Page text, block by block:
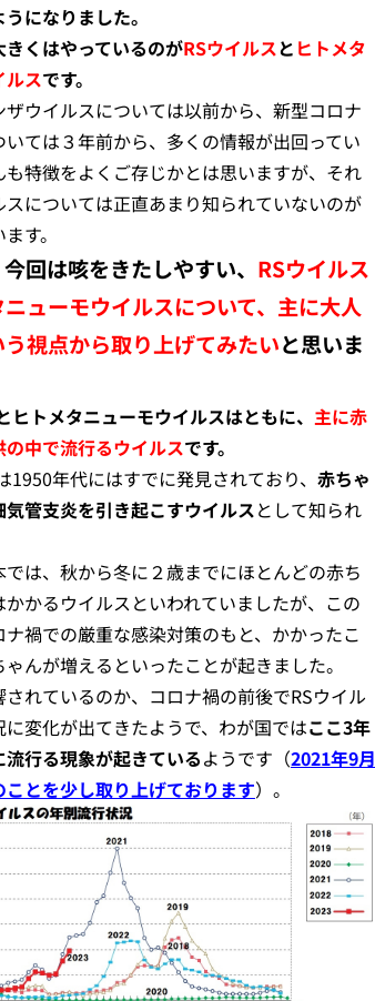
になりました。
きくはやっているのがRSウイルスと ヒトメタ
ルスです。
ザウイルスについては以前から、新型コロナ
いては３年前から、多くの情報が出回ってい
も特徴をよくご存じかとは思いますが、それ
については正直あまり知られていないのが
す。
回は咳をきたしやすい、 RSウイルス
ューモウイルスについて、主に大人
視点から取り上げてみたいと思いま
ヒトメタニューモウイルスはともに、 主に赤
の中で流行るウイルスです。
1950年代にはすでに発見されており、 赤ちゃ
気管支炎を引き起こすウイルスとして知られ
では、秋から冬に２歳までにほとんどの赤ち
かかるウイルスといわれていましたが、この
ナ禍での厳重な感染対策のもと、かかったこ
んが増えるといったことが起きました。
されているのか、コロナ禍の前後でRSウイル
に変化が出てきたようで、わが国ではここ3年
行る現象が起きているようです（2021年9月
ことを少し取り上げております）。